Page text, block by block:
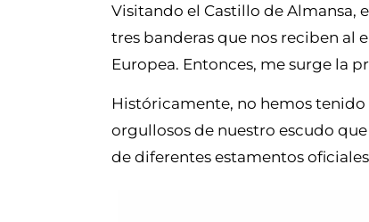
Visitando el Castillo de Almansa,
tres banderas que nos reciben al
Europea. Entonces, me surge la
Históricamente, no hemos
orgullosos de nuestro escudo
de diferentes estamentos